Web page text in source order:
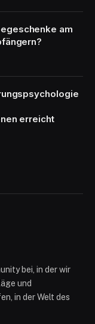
am
erreicht
bei, in der wir
und
in der Welt des